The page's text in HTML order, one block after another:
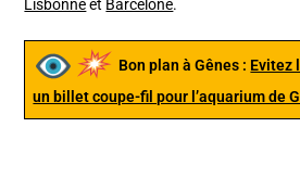
Lisbonneet Barcelone.
Bon plan à Gênes : Evitez
un billet coupe-fil pour l’aquarium de